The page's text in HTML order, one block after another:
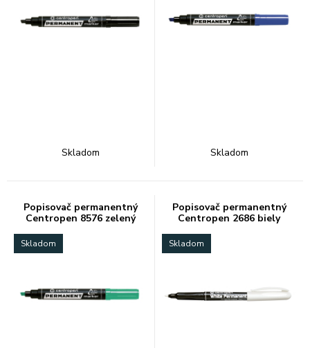
Skladom Skladom
Popisovač permanentný
Centropen 8576 zelený
Skladom
Popisovač permanentný
Centropen 2686 biely
Skladom